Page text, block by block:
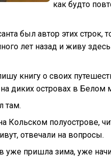
как будто
был автор этих строк,
лет назад и живу
книгу о своих
диких островах в Белом
там.
полуострове,
отвечали на вопросы.
уже пришла зима, уже